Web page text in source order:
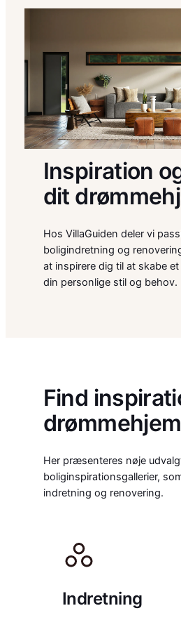
Inspiration
dit
Hos VillaGuiden deler vi
boligindretning og
at inspirere dig til at skabe
din personlige stil og behov.
Find
drømmehjem
Her præsenteres nøje
boliginspirationsgallerier,
indretning og renovering.
Indretning